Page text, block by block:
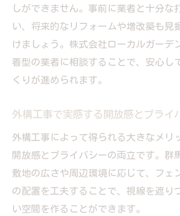
しができません。事前に業者と十分な
い、将来的なリフォームや増改築も見
けましょう。株式会社ローカルガーデ
着型の業者に相談することで、安心し
くりが進められます。
外構工事で実感する開放感とプライ
外構工事によって得られる大きなメリ
開放感とプライバシーの両立です。群
敷地の広さや周辺環境に応じて、フェ
の配置を工夫することで、視線を遮り
い空間を作ることができます。